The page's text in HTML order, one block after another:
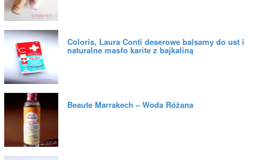
Coloris, Laura Conti deserowe balsamy do ust i
naturalne masło karite z bajkaliną
Beaute Marrakech – Woda Różana